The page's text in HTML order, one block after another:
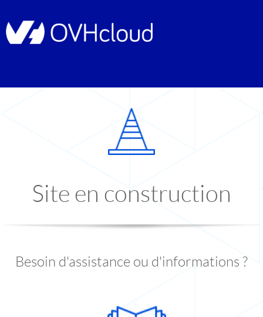
Site en construction
Besoin d'assistance ou d'informations ?